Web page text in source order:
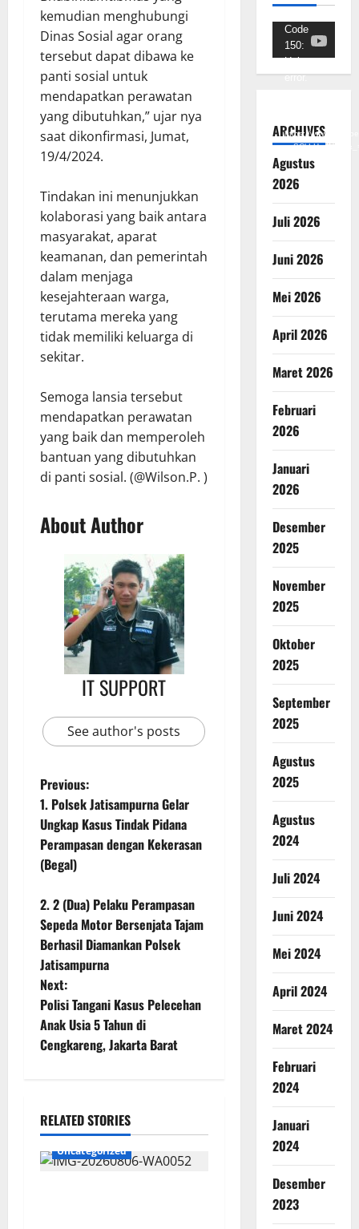
kemudian menghubungi
Dinas Sosial agar orang
tersebut dapat dibawa ke
panti sosial untuk
mendapatkan perawatan
yang dibutuhkan,” ujar nya
saat dikonfirmasi, Jumat,
19/4/2024.
Tindakan ini menunjukkan
kolaborasi yang baik antara
masyarakat, aparat
keamanan, dan pemerintah
dalam menjaga
kesejahteraan warga,
terutama mereka yang
tidak memiliki keluarga di
sekitar.
Semoga lansia tersebut
mendapatkan perawatan
yang baik dan memperoleh
bantuan yang dibutuhkan
di panti sosial. (@Wilson.P. )
About Author
IT SUPPORT
See author's posts
Previous:
1. Polsek Jatisampurna Gelar
Ungkap Kasus Tindak Pidana
Perampasan dengan Kekerasan
(Begal)
2. 2 (Dua) Pelaku Perampasan
Sepeda Motor Bersenjata Tajam
Berhasil Diamankan Polsek
Jatisampurna
Next:
Polisi Tangani Kasus Pelecehan
Anak Usia 5 Tahun di
Cengkareng, Jakarta Barat
RELATED STORIES
Uncategorized
Pemutar
Video
Code
150:
Unknown
error.
https://
ARCHIVES
Agustus
2026
Juli 2026
Juni 2026
Mei 2026
April 2026
Maret 2026
Februari
2026
Januari
2026
Desember
2025
November
2025
Oktober
2025
September
2025
Agustus
2025
Agustus
2024
Juli 2024
Juni 2024
Mei 2024
April 2024
Maret 2024
Februari
2024
Januari
2024
Desember
2023